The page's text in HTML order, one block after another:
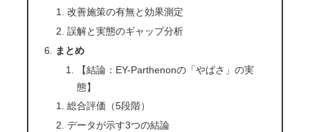
改善施策の有無と効果測定
誤解と実態のギャップ分析
まとめ
【結論：EY-Parthenonの「やばさ」の実
態】
総合評価（5段階）
データが示す3つの結論